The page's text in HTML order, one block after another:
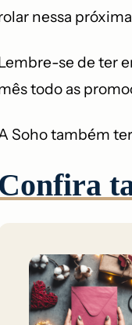
nessa
se de ter
todo as
Soho também
Confira